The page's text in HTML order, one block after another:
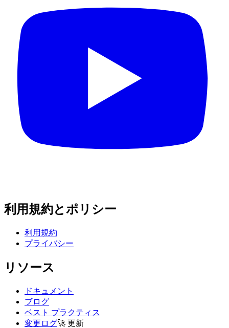
利用規約とポリシー
利用規約
プライバシー
リソース
ドキュメント
ブログ
ベスト プラクティス
変更ログ🚀 更新